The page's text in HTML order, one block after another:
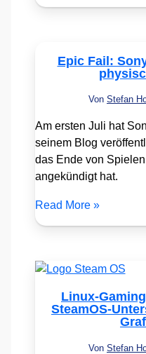
Epic Fail:
Von Stefan
Am ersten Juli hat
seinem Blog
das Ende von
angekündigt hat.
Read More »
Linux-
SteamOS-
Von Stefan